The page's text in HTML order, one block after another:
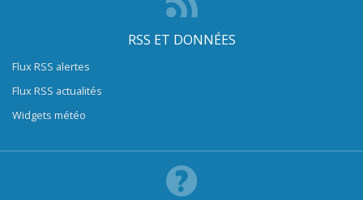
RSS ET DONNÉES
Flux RSS alertes
Flux RSS actualités
Widgets météo